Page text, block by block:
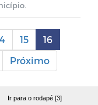
15
16
Próximo
Ir para o rodapé [3]